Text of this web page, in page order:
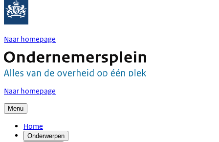
Naar homepage
Naar homepage
Menu
Home
Onderwerpen